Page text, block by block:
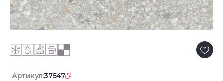
Артикул:37547